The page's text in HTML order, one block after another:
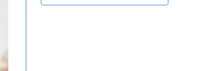
Hồng Ngoại Tiện Lợi